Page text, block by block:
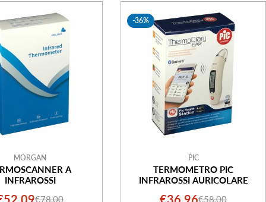
MORGAN
A
INFRAROSSI
€78,00
-36%
PIC
TERMOMETRO PIC
INFRAROSSI AURICOLARE
€36,96€58,00